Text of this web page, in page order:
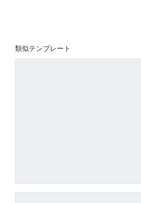
類似テンプレート